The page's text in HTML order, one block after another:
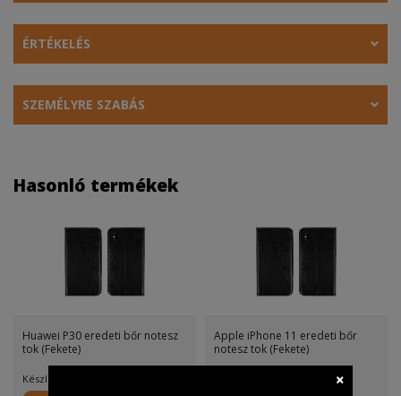
ÉRTÉKELÉS
SZEMÉLYRE SZABÁS
Hasonló termékek
Huawei P30 eredeti bőr notesz
tok (Fekete)
Készletinfó:
Apple iPhone 11 eredeti bőr
notesz tok (Fekete)